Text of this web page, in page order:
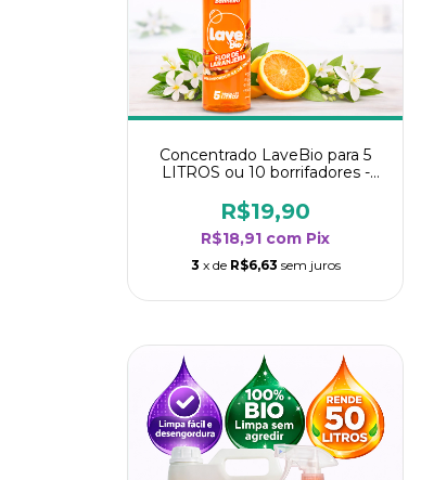
Concentrado LaveBio para 5
LITROS ou 10 borrifadores -
- Flor de Laranjeira
R$19,90
R$18,91 com Pix
3 x de R$6,63 sem juros